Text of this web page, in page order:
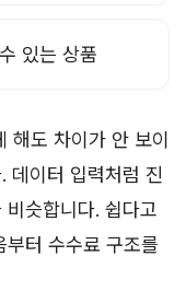
있는 상품
해도 차이가 안 보이
데이터 입력처럼 진
슷합니다. 쉽다고
터 수수료 구조를